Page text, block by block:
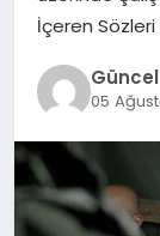
İçeren
05